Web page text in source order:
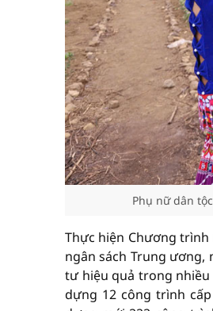
Phụ nữ dân
Thực hiện Chương trình
ngân sách Trung ương,
tư hiệu quả trong nhiều
dựng 12 công trình